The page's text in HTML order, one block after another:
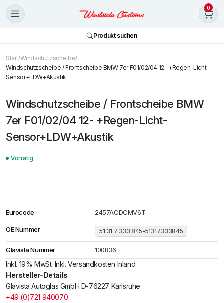
0
Produkt suchen
Start Windschutzscheibe
Windschutzscheibe / Frontscheibe BMW 7er F01/02/04 12- +Regen-Licht-
Sensor+LDW+Akustik
Windschutzscheibe / Frontscheibe BMW
7er F01/02/04 12- +Regen-Licht-
Sensor+LDW+Akustik
Vorrätig
Eurocode 2457ACDCMV6T
OE Nummer 51 31 7 333 845-51317333845
Glavista Nummer 100836
Inkl. 19% MwSt. Inkl. Versandkosten Inland
Hersteller-Details
Glavista Autoglas GmbH D-76227 Karlsruhe
+49 (0)721 940070